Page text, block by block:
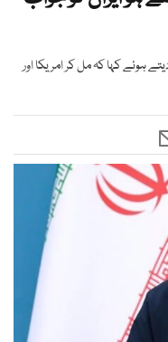
ہوئے کہا کہ مل کر امریکا اور